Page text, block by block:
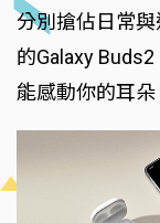
分別搶佔日常
的Galaxy
能感動你的耳朵